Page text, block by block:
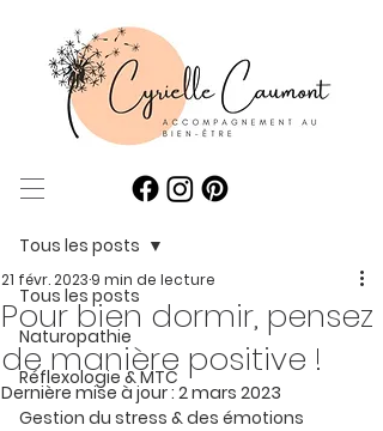
Post
Tous les posts
Naturopathie
Réflexologie & MTC
Gestion du stress & des émotions
Tous les posts
Pour bien dormir, pensez
de manière positive !
21 févr. 2023 9 min de lecture
Dernière mise à jour : 2 mars 2023